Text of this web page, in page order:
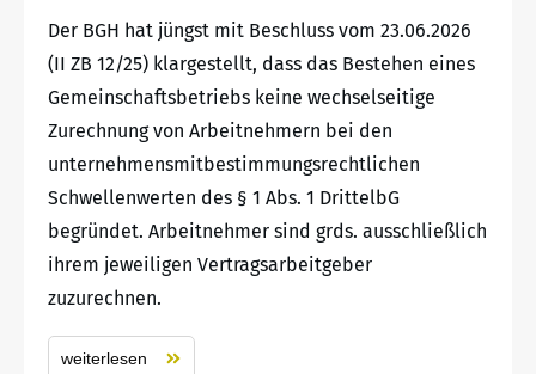
Der BGH hat jüngst mit Beschluss vom 23.06.2026
(II ZB 12/25) klargestellt, dass das Bestehen eines
Gemeinschaftsbetriebs keine wechselseitige
Zurechnung von Arbeitnehmern bei den
unternehmensmitbestimmungsrechtlichen
Schwellenwerten des § 1 Abs. 1 DrittelbG
begründet. Arbeitnehmer sind grds. ausschließlich
ihrem jeweiligen Vertragsarbeitgeber
zuzurechnen.
weiterlesen